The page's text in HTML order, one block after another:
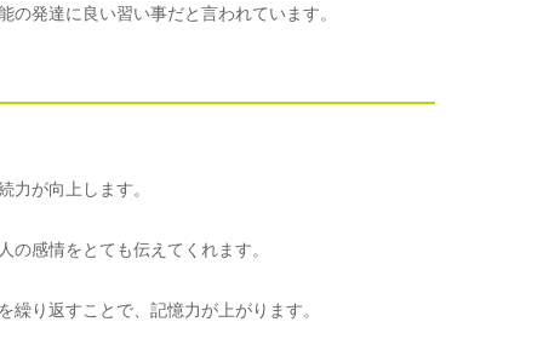
発達に良い習い事だと言われています。
が向上します。
感情をとても伝えてくれます。
り返すことで、記憶力が上がります。